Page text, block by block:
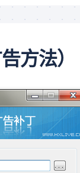
方法）